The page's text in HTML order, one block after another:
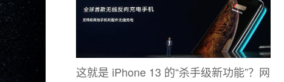
这就是 iPhone 13 的“杀手级新功能”？网